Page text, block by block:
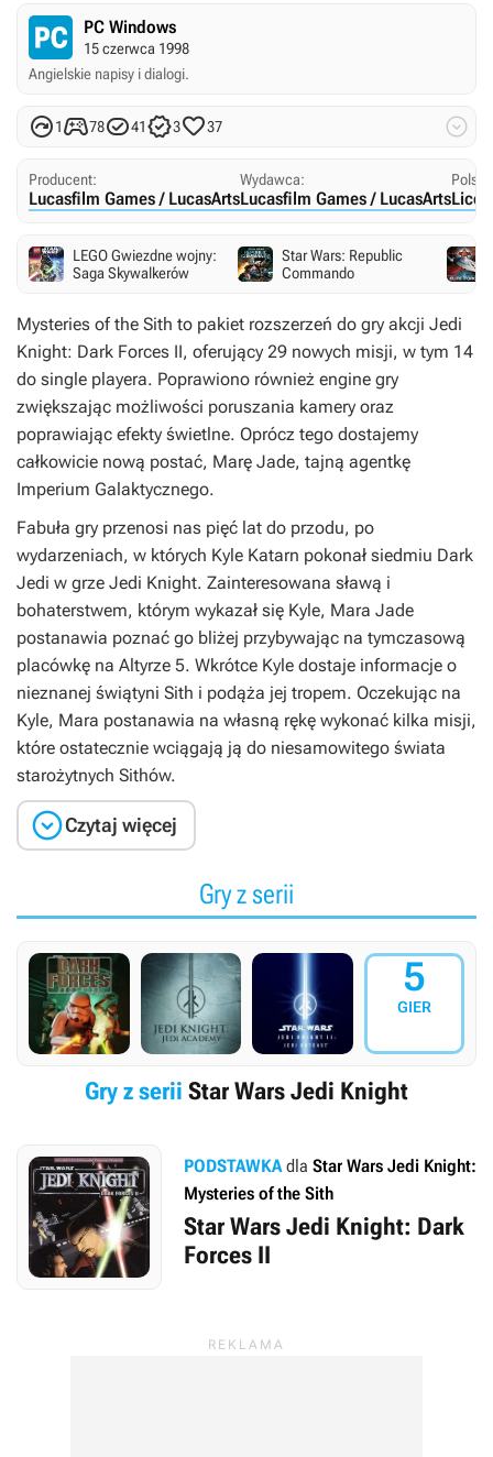
PC Windows
15 czerwca 1998
Angielskie napisy i dialogi.
17841337 
Producent:
Lucasfilm Games / LucasArts
Wydawca:
Lucasfilm Games / LucasArts
Polski
LEGO Gwiezdne wojny:
Saga Skywalkerów
Star Wars: Republic
Commando
Mysteries of the Sith to pakiet rozszerzeń do gry akcji Jedi
Knight: Dark Forces II, oferujący 29 nowych misji, w tym 14
do single playera. Poprawiono również engine gry
zwiększając możliwości poruszania kamery oraz
poprawiając efekty świetlne. Oprócz tego dostajemy
całkowicie nową postać, Marę Jade, tajną agentkę
Imperium Galaktycznego.
Fabuła gry przenosi nas pięć lat do przodu, po
wydarzeniach, w których Kyle Katarn pokonał siedmiu Dark
Jedi w grze Jedi Knight. Zainteresowana sławą i
bohaterstwem, którym wykazał się Kyle, Mara Jade
postanawia poznać go bliżej przybywając na tymczasową
placówkę na Altyrze 5. Wkrótce Kyle dostaje informacje o
nieznanej świątyni Sith i podąża jej tropem. Oczekując na
Kyle, Mara postanawia na własną rękę wykonać kilka misji,
które ostatecznie wciągają ją do niesamowitego świata
starożytnych Sithów.
Czytaj więcej
Gry z serii
5
GIER
Gry z serii Star Wars Jedi Knight
PODSTAWKAdla Star Wars Jedi Knight:
Mysteries of the Sith
Star Wars Jedi Knight: Dark
Forces II